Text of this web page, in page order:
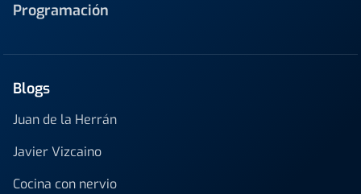
Programación
Blogs
Juan de la Herrán
Javier Vizcaino
Cocina con nervio